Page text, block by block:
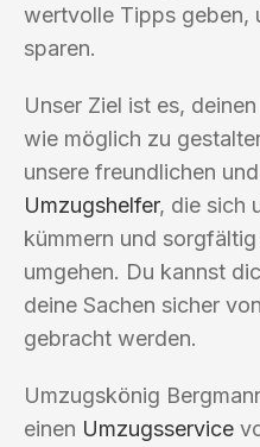
wertvolle Tipps geben,
sparen.
Unser Ziel ist es,
wie möglich zu
unsere freundlichen
Umzugshelfer, die sich
kümmern und
umgehen. Du kannst
deine Sachen sicher
gebracht werden.
Umzugskönig
einen Umzugsservice